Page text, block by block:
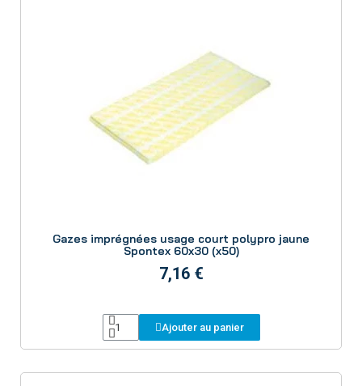
Gazes imprégnées usage court polypro jaune
Spontex 60x30 (x50)
7,16 €
Ajouter au panier